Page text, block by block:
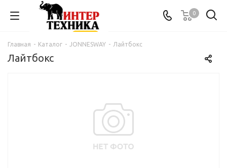
0
Главная - Каталог - JONNESWAY - Лайтбокс
Лайтбокс